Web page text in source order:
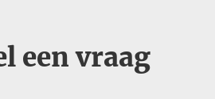
een vraag